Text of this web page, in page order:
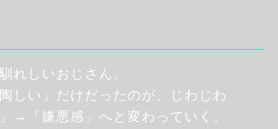
れしいおじさん。
しい」だけだったのが、じわじわ
→「嫌悪感」へと変わっていく。